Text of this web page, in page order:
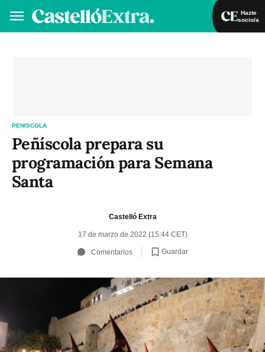
Hazte
socio/a
PENISCOLA
Peñíscola prepara su
programación para Semana
Santa
Castelló Extra
17 de marzo de 2022 (15:44 CET)
Comentarios Guardar